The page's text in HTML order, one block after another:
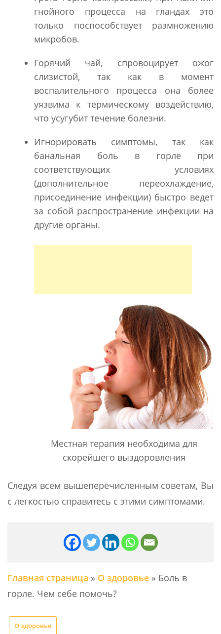
гнойного процесса на гландах это
только поспособствует размножению
микробов.
Горячий чай, спровоцирует ожог
слизистой, так как в момент
воспалительного процесса она более
уязвима к термическому воздействию,
что усугубит течение болезни.
Игнорировать симптомы, так как
банальная боль в горле при
соответствующих условиях
(дополнительное переохлаждение,
присоединение инфекции) быстро ведет
за собой распространение инфекции на
другие органы.
Местная терапия необходима для
скорейшего выздоровления
Следуя всем вышеперечисленным советам, Вы
с легкостью справитесь с этими симптомами.
Главная страница » О здоровье » Боль в
горле. Чем себе помочь?
О здоровье